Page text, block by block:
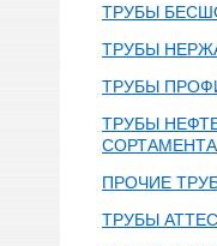
ТРУБЫ
ТРУБЫ
ТРУБЫ
ТРУБЫ
СОРТАМЕНТА
ПРОЧИЕ
ТРУБЫ